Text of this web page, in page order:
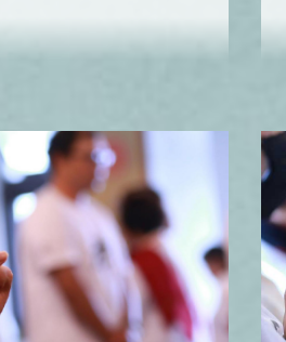
帶領諸位法師以莊
福每一位的學員及
長，廣聞深思，勤
祥！